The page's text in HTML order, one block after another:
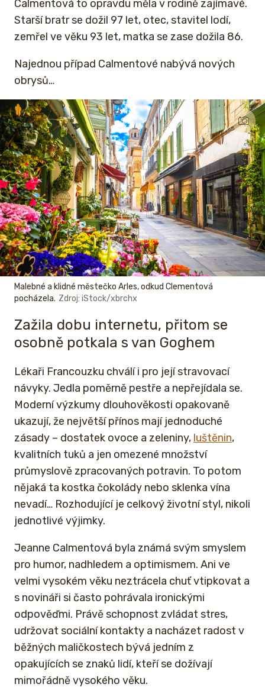
Calmentová to opravdu měla v rodině zajímavé.
Starší bratr se dožil 97 let, otec, stavitel lodí,
zemřel ve věku 93 let, matka se zase dožila 86.
Najednou případ Calmentové nabývá nových
obrysů…
Malebné a klidné městečko Arles, odkud Clementová
pocházela. Zdroj: iStock/xbrchx
Zažila dobu internetu, přitom se
osobně potkala s van Goghem
Lékaři Francouzku chválí i pro její stravovací
návyky. Jedla poměrně pestře a nepřejídala se.
Moderní výzkumy dlouhověkosti opakovaně
ukazují, že největší přínos mají jednoduché
zásady – dostatek ovoce a zeleniny, luštěnin,
kvalitních tuků a jen omezené množství
průmyslově zpracovaných potravin. To potom
nějaká ta kostka čokolády nebo sklenka vína
nevadí… Rozhodující je celkový životní styl, nikoli
jednotlivé výjimky.
Jeanne Calmentová byla známá svým smyslem
pro humor, nadhledem a optimismem. Ani ve
velmi vysokém věku neztrácela chuť vtipkovat a
s novináři si často pohrávala ironickými
odpověďmi. Právě schopnost zvládat stres,
udržovat sociální kontakty a nacházet radost v
běžných maličkostech bývá jedním z
opakujících se znaků lidí, kteří se dožívají
mimořádně vysokého věku.